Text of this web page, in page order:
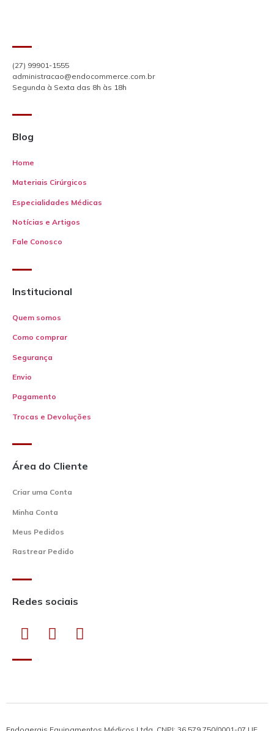
(27) 99901-1555
administracao@endocommerce.com.br
Segunda à Sexta das 8h às 18h
Blog
Home
Materiais Cirúrgicos
Especialidades Médicas
Notícias e Artigos
Fale Conosco
Institucional
Quem somos
Como comprar
Segurança
Envio
Pagamento
Trocas e Devoluções
Área do Cliente
Criar uma Conta
Minha Conta
Meus Pedidos
Rastrear Pedido
Redes sociais